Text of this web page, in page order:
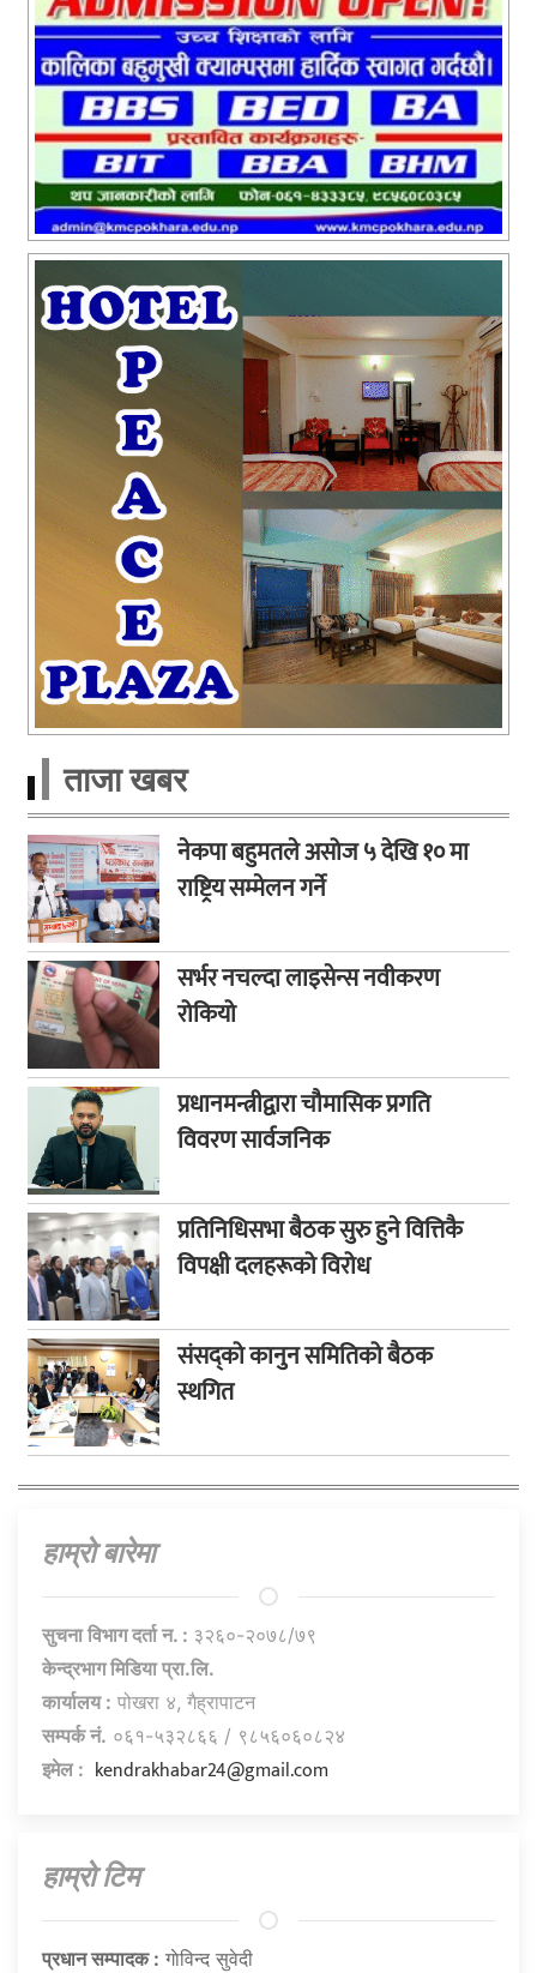
ताजा खबर
नेकपा बहुमतले असोज ५ देखि १० मा
राष्ट्रिय सम्मेलन गर्ने
सर्भर नचल्दा लाइसेन्स नवीकरण
रोकियो
प्रधानमन्त्रीद्वारा चौमासिक प्रगति
विवरण सार्वजनिक
प्रतिनिधिसभा बैठक सुरु हुने वित्तिकै
विपक्षी दलहरूको विरोध
संसद्को कानुन समितिको बैठक
स्थगित
हाम्राे बारेमा
सुचना विभाग दर्ता न. : ३२६०-२०७८/७९
केन्द्रभाग मिडिया प्रा.लि.
कार्यालय : पोखरा ४, गैह्रापाटन
सम्पर्क नं. ०६१-५३२८६६ / ९८५६०६०८२४
इमेल : kendrakhabar24@gmail.com
हाम्राे टिम
प्रधान सम्पादक : गाेविन्द सुवेदी